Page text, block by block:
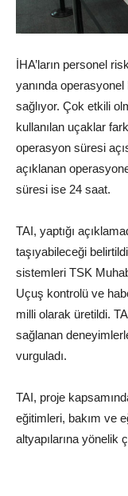
İHA’ların personel
yanında
sağlıyor. Çok etkili
kullanılan uçaklar
operasyon süresi
açıklanan
süresi ise 24 saat.
TAI, yaptığı
taşıyabileceği
sistemleri TSK
Uçuş kontrolü ve
milli olarak üretildi.
sağlanan
vurguladı.
TAI, proje
eğitimleri, bakım ve
altyapılarına yönelik